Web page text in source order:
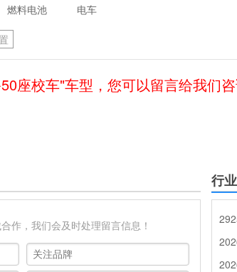
燃料电池 电车
座校车"车型，您可以留言给我们
作，我们会及时处理留言信息！
行